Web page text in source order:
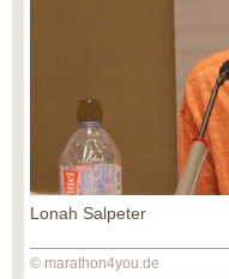
Lonah Salpeter
© marathon4you.de